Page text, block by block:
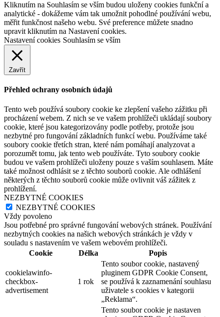
Kliknutím na Souhlasím se vším budou uloženy cookies funkční a
analytické - dokážeme vám tak umožnit pohodlné používání webu,
měřit funkčnost našeho webu. Své preference můžete snadno
upravit kliknutím na Nastavení cookies.
Nastavení cookies Souhlasím se vším
Zavřít
Přehled ochrany osobních údajů
Tento web používá soubory cookie ke zlepšení vašeho zážitku při
procházení webem. Z nich se ve vašem prohlížeči ukládají soubory
cookie, které jsou kategorizovány podle potřeby, protože jsou
nezbytné pro fungování základních funkcí webu. Používáme také
soubory cookie třetích stran, které nám pomáhají analyzovat a
porozumět tomu, jak tento web používáte. Tyto soubory cookie
budou ve vašem prohlížeči uloženy pouze s vaším souhlasem. Máte
také možnost odhlásit se z těchto souborů cookie. Ale odhlášení
některých z těchto souborů cookie může ovlivnit váš zážitek z
prohlížení.
NEZBYTNÉ COOKIES
NEZBYTNÉ COOKIES
Vždy povoleno
Jsou potřebné pro správné fungování webových stránek. Používání
nezbytných cookies na našich webových stránkách je vždy v
souladu s nastavením ve vašem webovém prohlížeči.
Cookie
Délka Popis
cookielawinfo-
checkbox-
advertisement
1 rok
Tento soubor cookie, nastavený
pluginem GDPR Cookie Consent,
se používá k zaznamenání souhlasu
uživatele s cookies v kategorii
„Reklama“.
Tento soubor cookie je nastaven